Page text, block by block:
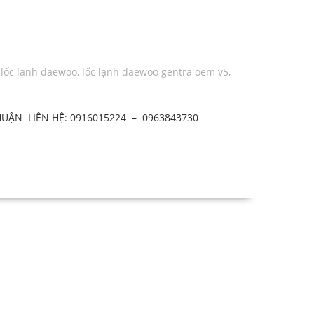
lốc lạnh daewoo, lốc lạnh daewoo gentra oem v5,
LIÊN HỆ: 0916015224 – 0963843730